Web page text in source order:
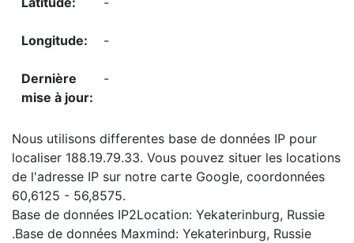
-
-
Nous utilisons differentes base de données IP pour
localiser 188.19.79.33. Vous pouvez situer les locations
de l'adresse IP sur notre carte Google, coordonnées
60,6125 - 56,8575.
Base de données IP2Location: Yekaterinburg, Russie
.Base de données Maxmind: Yekaterinburg, Russie